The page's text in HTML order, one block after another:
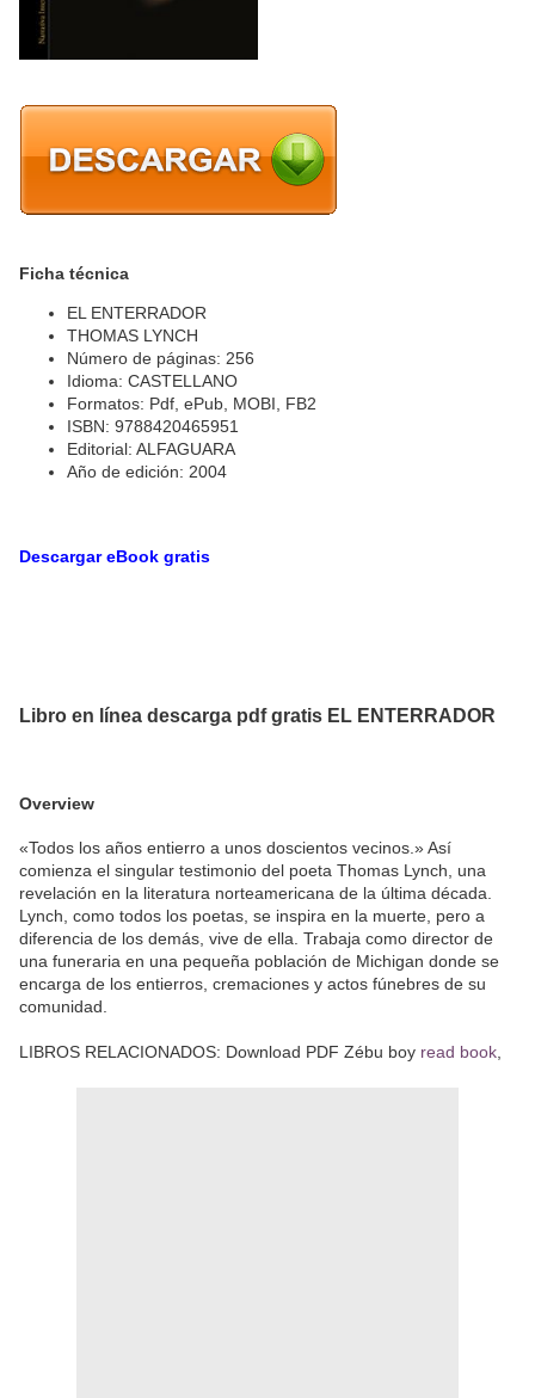
Ficha técnica
EL ENTERRADOR
THOMAS LYNCH
Número de páginas: 256
Idioma: CASTELLANO
Formatos: Pdf, ePub, MOBI, FB2
ISBN: 9788420465951
Editorial: ALFAGUARA
Año de edición: 2004
Descargar eBook gratis
Libro en línea descarga pdf gratis EL ENTERRADOR
Overview
«Todos los años entierro a unos doscientos vecinos.» Así
comienza el singular testimonio del poeta Thomas Lynch, una
revelación en la literatura norteamericana de la última década.
Lynch, como todos los poetas, se inspira en la muerte, pero a
diferencia de los demás, vive de ella. Trabaja como director de
una funeraria en una pequeña población de Michigan donde se
encarga de los entierros, cremaciones y actos fúnebres de su
comunidad.
LIBROS RELACIONADOS: Download PDF Zébu boy read book,